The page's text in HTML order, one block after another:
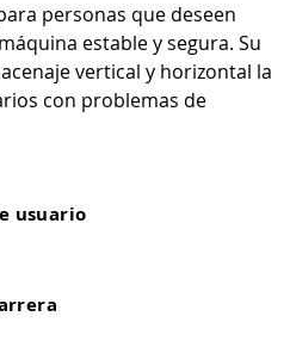
personas que deseen
estable y segura. Su
vertical y horizontal la
con problemas de
usuario